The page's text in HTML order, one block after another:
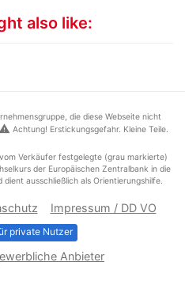
also like:
die diese Webseite nicht
warning Achtung! Erstickungsgefahr. Kleine Teile.
Verkäufer festgelegte (grau markierte)
der Europäischen Zentralbank in die
ausschließlich als Orientierungshilfe.
Impressum / DD VO
private Nutzer
Anbieter